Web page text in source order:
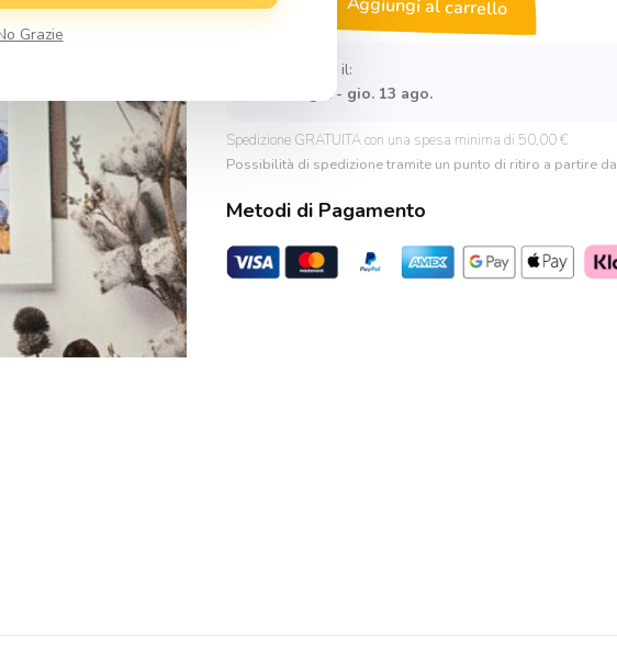
Magnetico
Aggiungi al carrello
Spedito entro il:
mer. 12 ago. - gio. 13 ago.
Spedizione GRATUITA con una spesa minima di 50,00 €
Possibilità di spedizione tramite un punto di ritiro a partire da
Metodi di Pagamento
Grazie